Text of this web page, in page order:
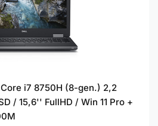
i7 8750H (8-gen.) 2,2
/ 15,6'' FullHD / Win 11 Pro +